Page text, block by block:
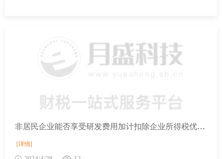
非居民企业能否享受研发费用加计扣除企业所得税优惠政策？
[详情]